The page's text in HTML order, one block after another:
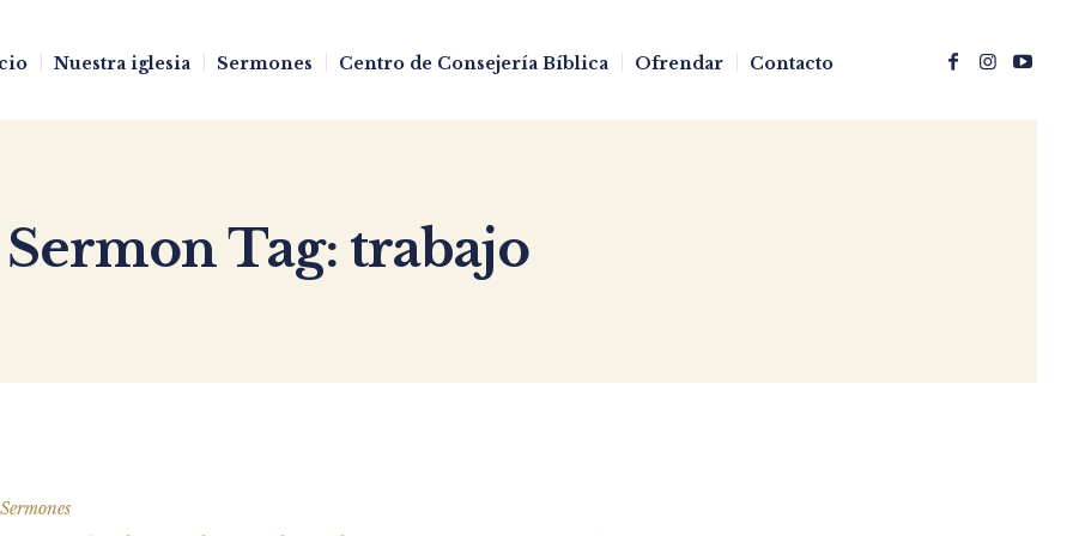
Nuestra iglesia Sermones Centro de Consejería Bíblica Ofrendar Contacto
Sermon Tag: trabajo
Sermones